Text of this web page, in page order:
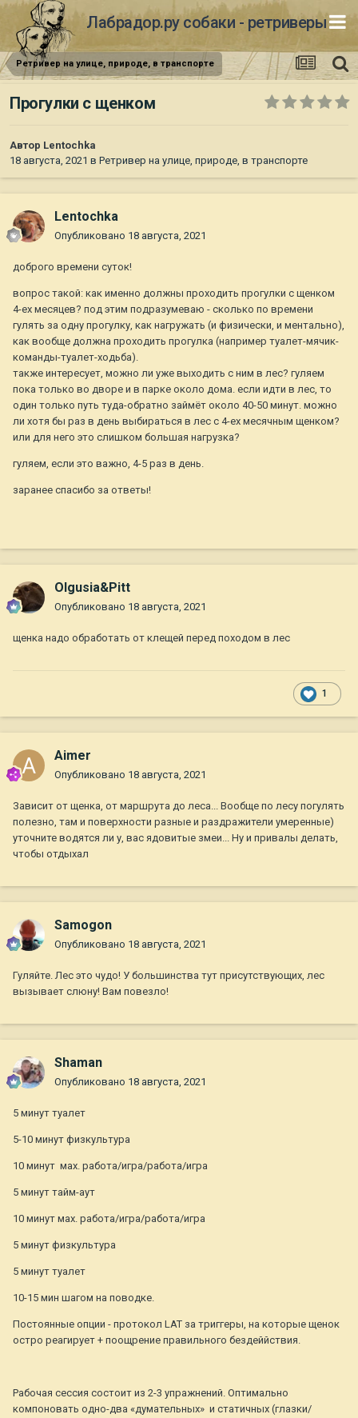
Лабрадор.ру собаки - ретриверы
Ретривер на улице, природе, в транспорте
Прогулки с щенком
Автор Lentochka
18 августа, 2021 в Ретривер на улице, природе, в транспорте
Lentochka
Опубликовано 18 августа, 2021
доброго времени суток!
вопрос такой: как именно должны проходить прогулки с щенком
4-ех месяцев? под этим подразумеваю - сколько по времени
гулять за одну прогулку, как нагружать (и физически, и ментально),
как вообще должна проходить прогулка (например туалет-мячик-
команды-туалет-ходьба).
также интересует, можно ли уже выходить с ним в лес? гуляем
пока только во дворе и в парке около дома. если идти в лес, то
один только путь туда-обратно займёт около 40-50 минут. можно
ли хотя бы раз в день выбираться в лес с 4-ех месячным щенком?
или для него это слишком большая нагрузка?
гуляем, если это важно, 4-5 раз в день.
заранее спасибо за ответы!
Olgusia&Pitt
Опубликовано 18 августа, 2021
щенка надо обработать от клещей перед походом в лес
1
Aimer
Опубликовано 18 августа, 2021
Зависит от щенка, от маршрута до леса... Вообще по лесу погулять
полезно, там и поверхности разные и раздражители умеренные)
уточните водятся ли у, вас ядовитые змеи... Ну и привалы делать,
чтобы отдыхал
Samogon
Опубликовано 18 августа, 2021
Гуляйте. Лес это чудо! У большинства тут присутствующих, лес
вызывает слюну! Вам повезло!
Shaman
Опубликовано 18 августа, 2021
5 минут туалет
5-10 минут физкультура
10 минут мах. работа/игра/работа/игра
5 минут тайм-аут
10 минут мах. работа/игра/работа/игра
5 минут физкультура
5 минут туалет
10-15 мин шагом на поводке.
Постоянные опции - протокол LAT за триггеры, на которые щенок
остро реагирует + поощрение правильного бездеййствия.
Рабочая сессия состоит из 2-3 упражнений. Оптимально
компоновать одно-два «думательных» и статичных (глазки/